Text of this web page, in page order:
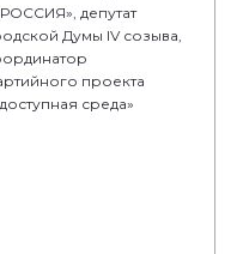
депутат
Думы IV созыва,
проекта
среда»